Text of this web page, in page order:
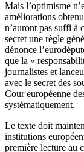
Mais l’optimisme
améliorations
n’auront pas suffi à
secret une règle
dénonce
que la «
journalistes et
avec le secret des
Cour européenne
systématiquement.
Le texte doit
institutions
première lecture au